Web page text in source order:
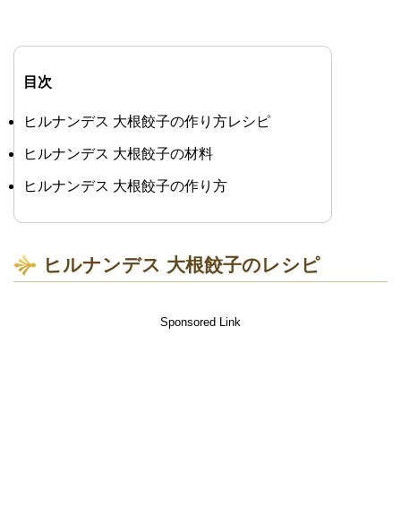
目次
ヒルナンデス 大根餃子の作り方レシピ
ヒルナンデス 大根餃子の材料
ヒルナンデス 大根餃子の作り方
ヒルナンデス 大根餃子のレシピ
Sponsored Link